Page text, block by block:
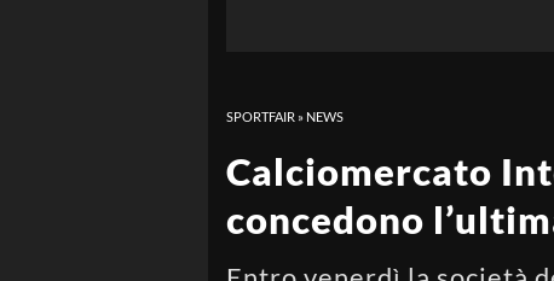
SPORTFAIR » NEWS
Calciomercato
concedono